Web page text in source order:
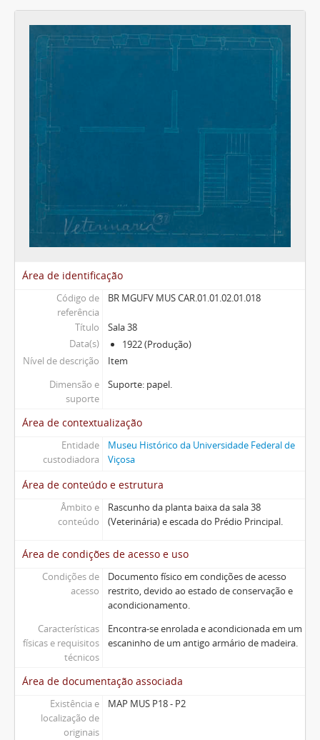
Área de identificação
Código de
referência
BR MGUFV MUS CAR.01.01.02.01.018
Título
Sala 38
Data(s)
1922 (Produção)
Nível de descrição
Item
Dimensão e
suporte
Suporte: papel.
Área de contextualização
Entidade
custodiadora
Museu Histórico da Universidade Federal de
Viçosa
Área de conteúdo e estrutura
Âmbito e
conteúdo
Rascunho da planta baixa da sala 38
(Veterinária) e escada do Prédio Principal.
Área de condições de acesso e uso
Condições de
acesso
Documento físico em condições de acesso
restrito, devido ao estado de conservação e
acondicionamento.
Características
físicas e requisitos
técnicos
Encontra-se enrolada e acondicionada em um
escaninho de um antigo armário de madeira.
Área de documentação associada
Existência e
localização de
originais
MAP MUS P18 - P2